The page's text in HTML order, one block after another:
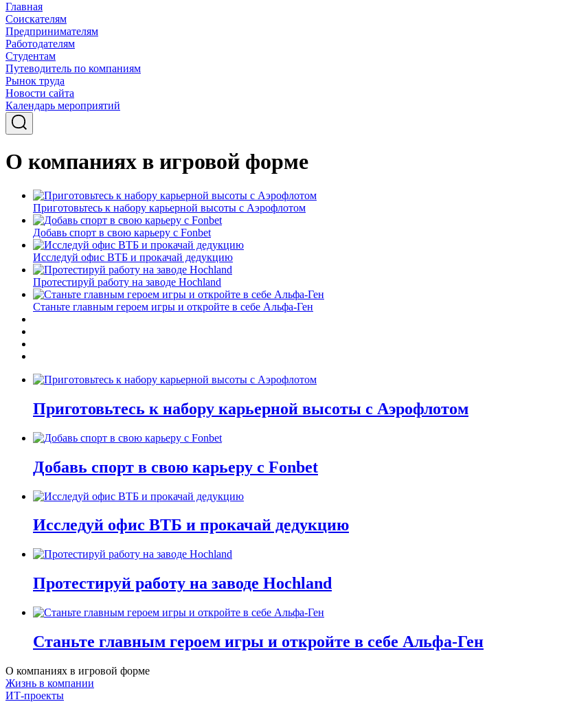
Главная
Соискателям
Предпринимателям
Работодателям
Студентам
Путеводитель по компаниям
Рынок труда
Новости сайта
Календарь мероприятий
О компаниях в игровой форме
Приготовьтесь к набору карьерной высоты с Аэрофлотом
Добавь спорт в свою карьеру с Fonbet
Исследуй офис ВТБ и прокачай дедукцию
Протестируй работу на заводе Hochland
Станьте главным героем игры и откройте в себе Альфа-Ген
Приготовьтесь к набору карьерной высоты с Аэрофлотом
Добавь спорт в свою карьеру с Fonbet
Исследуй офис ВТБ и прокачай дедукцию
Протестируй работу на заводе Hochland
Станьте главным героем игры и откройте в себе Альфа-Ген
О компаниях в игровой форме
Жизнь в компании
ИТ-проекты